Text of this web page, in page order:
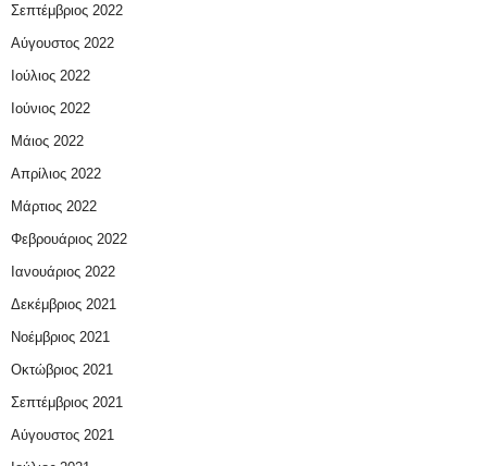
Σεπτέμβριος 2022
Αύγουστος 2022
Ιούλιος 2022
Ιούνιος 2022
Μάιος 2022
Απρίλιος 2022
Μάρτιος 2022
Φεβρουάριος 2022
Ιανουάριος 2022
Δεκέμβριος 2021
Νοέμβριος 2021
Οκτώβριος 2021
Σεπτέμβριος 2021
Αύγουστος 2021